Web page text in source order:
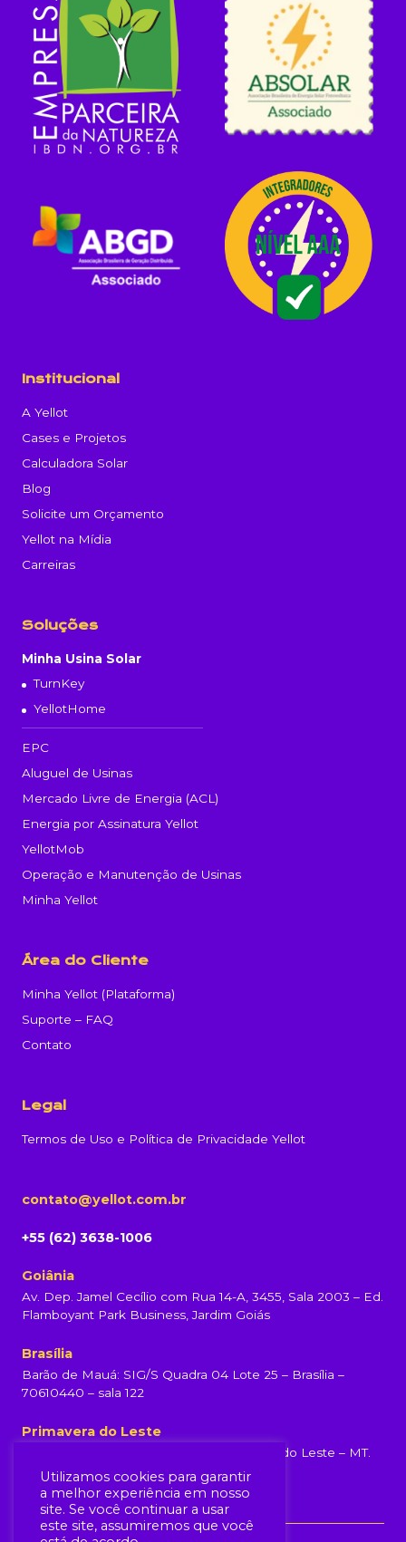
Institucional
A Yellot
Cases e Projetos
Calculadora Solar
Blog
Solicite um Orçamento
Yellot na Mídia
Carreiras
Soluções
Minha Usina Solar
TurnKey
YellotHome
EPC
Aluguel de Usinas
Mercado Livre de Energia (ACL)
Energia por Assinatura Yellot
YellotMob
Operação e Manutenção de Usinas
Minha Yellot
Área do Cliente
Minha Yellot (Plataforma)
Suporte – FAQ
Contato
Legal
Termos de Uso e Política de Privacidade Yellot
contato@yellot.com.br
+55 (62) 3638-1006
Goiânia
Av. Dep. Jamel Cecílio com Rua 14-A, 3455, Sala 2003 – Ed.
Flamboyant Park Business, Jardim Goiás
Brasília
Barão de Mauá: SIG/S Quadra 04 Lote 25 – Brasília –
70610440 – sala 122
Primavera do Leste
Rua Rondonópolis, 231, Centro, Primavera do Leste – MT.
(65) 99960-6839
Utilizamos cookies para garantir
a melhor experiência em nosso
site. Se você continuar a usar
este site, assumiremos que você